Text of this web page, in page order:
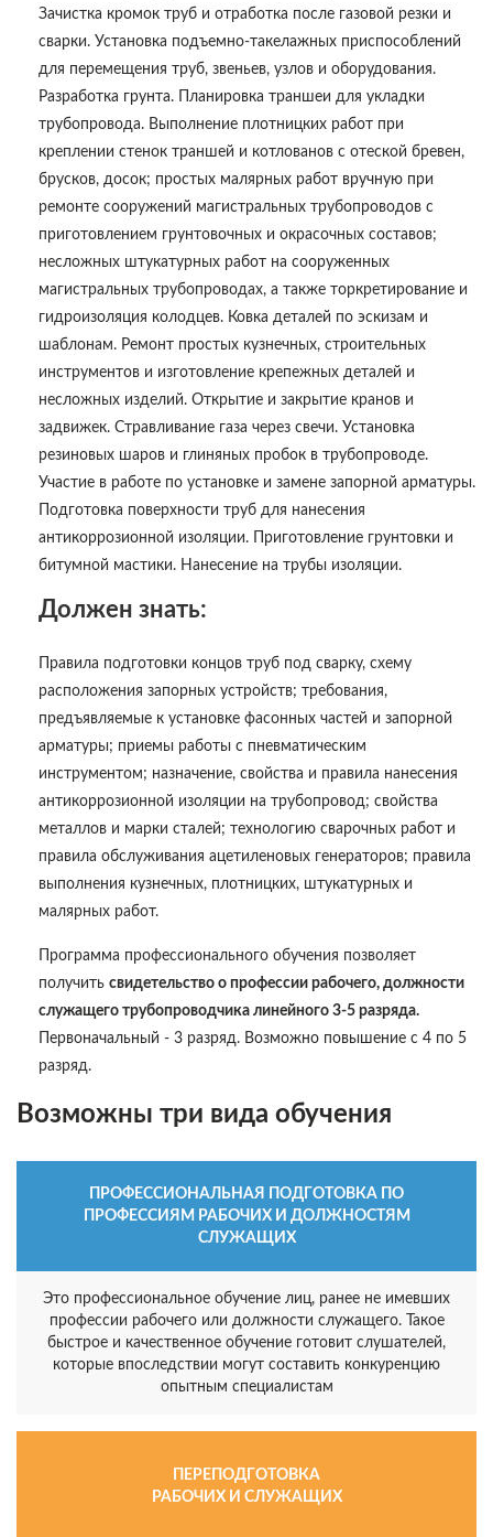
Зачистка кромок труб и отработка после газовой резки и
сварки. Установка подъемно-такелажных приспособлений
для перемещения труб, звеньев, узлов и оборудования.
Разработка грунта. Планировка траншеи для укладки
трубопровода. Выполнение плотницких работ при
креплении стенок траншей и котлованов с отеской бревен,
брусков, досок; простых малярных работ вручную при
ремонте сооружений магистральных трубопроводов с
приготовлением грунтовочных и окрасочных составов;
несложных штукатурных работ на сооруженных
магистральных трубопроводах, а также торкретирование и
гидроизоляция колодцев. Ковка деталей по эскизам и
шаблонам. Ремонт простых кузнечных, строительных
инструментов и изготовление крепежных деталей и
несложных изделий. Открытие и закрытие кранов и
задвижек. Стравливание газа через свечи. Установка
резиновых шаров и глиняных пробок в трубопроводе.
Участие в работе по установке и замене запорной арматуры.
Подготовка поверхности труб для нанесения
антикоррозионной изоляции. Приготовление грунтовки и
битумной мастики. Нанесение на трубы изоляции.
Должен знать:
Правила подготовки концов труб под сварку, схему
расположения запорных устройств; требования,
предъявляемые к установке фасонных частей и запорной
арматуры; приемы работы с пневматическим
инструментом; назначение, свойства и правила нанесения
антикоррозионной изоляции на трубопровод; свойства
металлов и марки сталей; технологию сварочных работ и
правила обслуживания ацетиленовых генераторов; правила
выполнения кузнечных, плотницких, штукатурных и
малярных работ.
Программа профессионального обучения позволяет
получить свидетельство о профессии рабочего, должности
служащего трубопроводчика линейного 3-5 разряда.
Первоначальный - 3 разряд. Возможно повышение с 4 по 5
разряд.
Возможны три вида обучения
ПРОФЕССИОНАЛЬНАЯ ПОДГОТОВКА ПО
ПРОФЕССИЯМ РАБОЧИХ И ДОЛЖНОСТЯМ
СЛУЖАЩИХ
Это профессиональное обучение лиц, ранее не имевших
профессии рабочего или должности служащего. Такое
быстрое и качественное обучение готовит слушателей,
которые впоследствии могут составить конкуренцию
опытным специалистам
ПЕРЕПОДГОТОВКА
РАБОЧИХ И СЛУЖАЩИХ